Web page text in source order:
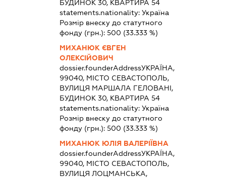
БУДИНОК 30, КВАРТИРА 54
statements.nationality: Україна
Розмір внеску до статутного
фонду (грн.): 500 (33.333 %)
МИХАНЮК ЄВГЕН
ОЛЕКСІЙОВИЧ
dossier.founderAddressУКРАЇНА,
99040, МІСТО СЕВАСТОПОЛЬ,
ВУЛИЦЯ МАРШАЛА ГЕЛОВАНІ,
БУДИНОК 30, КВАРТИРА 54
statements.nationality: Україна
Розмір внеску до статутного
фонду (грн.): 500 (33.333 %)
МИХАНЮК ЮЛІЯ ВАЛЕРІЇВНА
dossier.founderAddressУКРАЇНА,
99040, МІСТО СЕВАСТОПОЛЬ,
ВУЛИЦЯ ЛОЦМАНСЬКА,